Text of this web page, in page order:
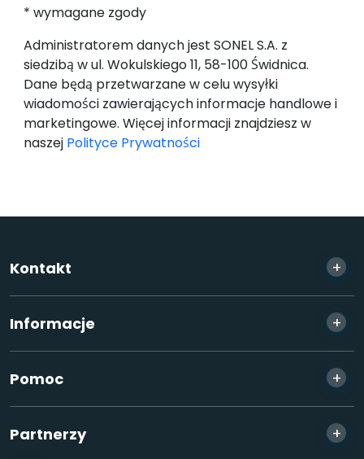
* wymagane zgody
Administratorem danych jest SONEL S.A. z
siedzibą w ul. Wokulskiego 11, 58-100 Świdnica.
Dane będą przetwarzane w celu wysyłki
wiadomości zawierających informacje handlowe i
marketingowe. Więcej informacji znajdziesz w
naszej Polityce Prywatności
Kontakt +
Informacje +
Pomoc +
Partnerzy +